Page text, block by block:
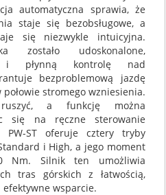
automatyczna sprawia, że
staje się bezobsługowe, a
się niezwykle intuicyjna.
zostało udoskonalone,
i płynną kontrolę nad
bezproblemową jazdę
stromego wzniesienia.
a funkcję można
się na ręczne sterowanie
PW-ST oferuje cztery tryby
i High, a jego moment
Nm. Silnik ten umożliwia
tras górskich z łatwością,
wsparcie.